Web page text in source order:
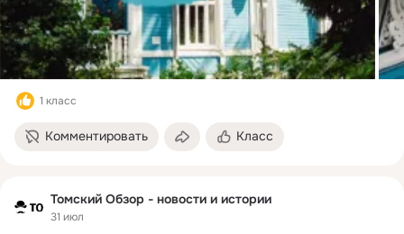
1 класс
Комментировать Класс
Томский Обзор - новости и истории
31 июл